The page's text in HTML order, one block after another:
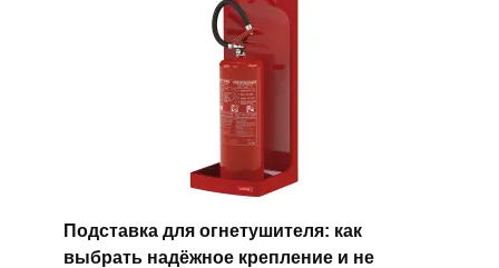
Подставка для огнетушителя: как
выбрать надёжное крепление и не